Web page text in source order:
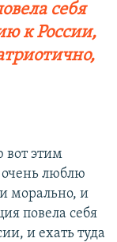
себя
к России,
этим
люблю
морально, и
повела себя
и ехать туда